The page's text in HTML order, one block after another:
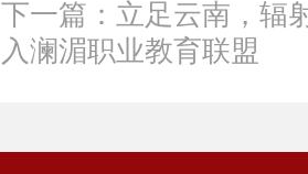
下一篇：立足云南，辐
入澜湄职业教育联盟